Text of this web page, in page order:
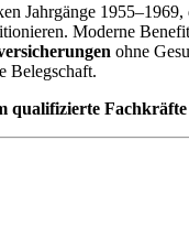
Jahrgänge
Moderne
ohne
Belegschaft.